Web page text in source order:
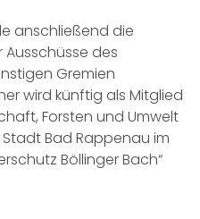
anschließend die
des
Gremien
wird künftig als Mitglied
Forsten und Umwelt
Bad Rappenau im
Böllinger Bach“